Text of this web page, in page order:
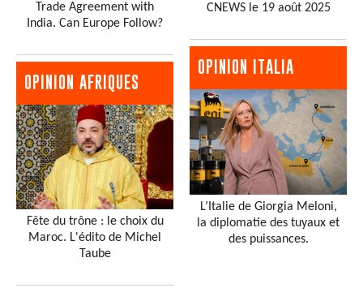
Trade Agreement with
India. Can Europe Follow?
OPINION AFRIQUES
Fête du trône : le choix du
Maroc. L'édito de Michel
Taube
CNEWS le 19 août 2025
OPINION ITALIA
L’Italie de Giorgia Meloni,
la diplomatie des tuyaux et
des puissances.